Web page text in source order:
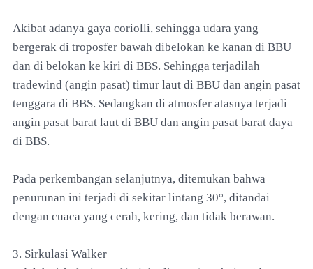
Akibat adanya gaya coriolli, sehingga udara yang
bergerak di troposfer bawah dibelokan ke kanan di BBU
dan di belokan ke kiri di BBS. Sehingga terjadilah
tradewind (angin pasat) timur laut di BBU dan angin pasat
tenggara di BBS. Sedangkan di atmosfer atasnya terjadi
angin pasat barat laut di BBU dan angin pasat barat daya
di BBS.
Pada perkembangan selanjutnya, ditemukan bahwa
penurunan ini terjadi di sekitar lintang 30°, ditandai
dengan cuaca yang cerah, kering, dan tidak berawan.
3. Sirkulasi Walker